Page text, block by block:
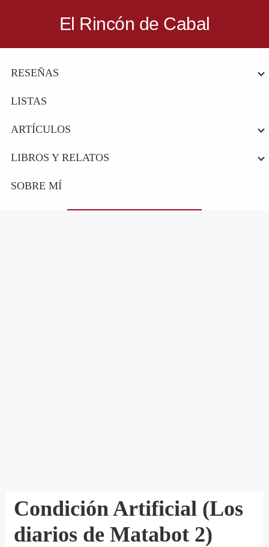
principal
El Rincón de Cabal
reúnen
hablar
RESEÑAS
LISTAS
ARTÍCULOS
LIBROS Y RELATOS
SOBRE MÍ
Condición Artificial (Los
diarios de Matabot 2)